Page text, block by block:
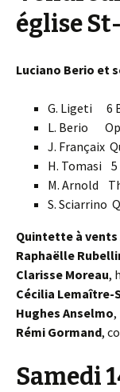
église
Luciano Berio et
G. Ligeti 6
L. Berio
J. Françaix
H. Tomasi 5
M. Arnold
S. Sciarrino
Quintette à
Raphaëlle
Clarisse Moreau,
Cécilia Lemaître-
Hughes Anselmo,
Rémi Gormand,
Samedi